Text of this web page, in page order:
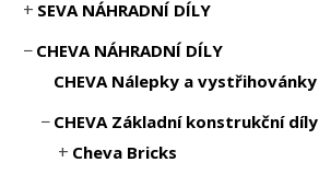
SEVA NÁHRADNÍ DÍLY
CHEVA NÁHRADNÍ DÍLY
CHEVA Nálepky a vystřihovánky
CHEVA Základní konstrukční díly
Cheva Bricks